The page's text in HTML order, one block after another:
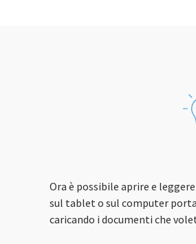
Ora è possibile aprire e
sul tablet o sul computer
caricando i documenti che